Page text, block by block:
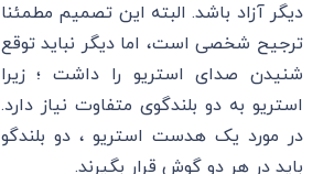
دیگر آزاد باشد. البته این تصمیم مطمئنا
ترجیح شخصی است، اما دیگر نباید توقع
شنیدن صدای استریو را داشت ؛ زیرا
استریو به دو بلندگوی متفاوت نیاز دارد.
در مورد یک هدست استریو ، دو بلندگو
باید در هر دو گوش قرار بگیرند.